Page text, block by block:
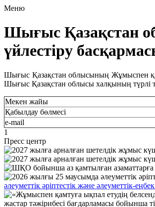
Меню
Шығыс Қазақстан
үйлестіру
Шығыс Қазақстан облысының Жұмыспен
Шығыс Қазақстан облысы халқының түрлі
Мекен жайы
Қабылдау бөлмесі
e-mail
1
Пресс центр
әлеуметтік әріптестік және әлеуметтік-